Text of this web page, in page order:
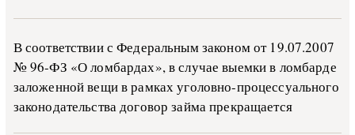
В со­о­т­вет­ствии с Фе­де­раль­ным за­ко­ном от 19.07.2007
№ 96-ФЗ «О ло­м­бар­дах», в слу­чае вы­е­м­ки в ло­м­бар­де
за­ло­жен­ной ве­щи в ра­м­ках уго­ло­в­но-­про­цес­су­аль­но­го
за­ко­но­да­тель­ства до­го­вор зай­ма пре­кра­ща­ет­ся